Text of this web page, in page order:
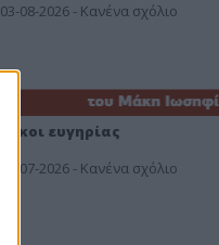
03-08-2026 - Κανένα σχόλιο
Οίκοι ευγηρίας
24-07-2026 - Κανένα σχόλιο